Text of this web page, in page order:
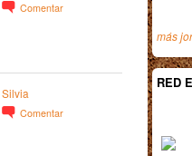
Comentar
Silvia
Comentar
más
RED